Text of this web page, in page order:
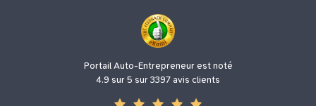
Portail Auto-Entrepreneur est noté
4.9 sur 5 sur 3397 avis clients